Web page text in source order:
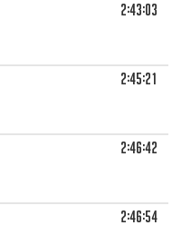
2:43:03
2:45:21
2:46:42
2:46:54